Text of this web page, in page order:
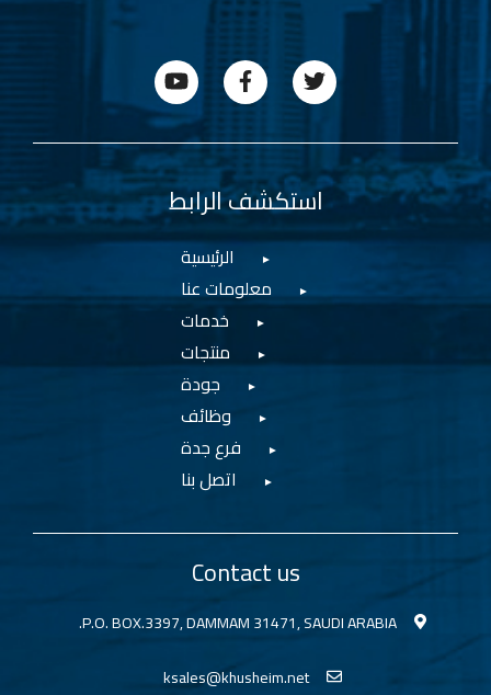
footer1
icon
menu استكشف الرابط
الرئيسية
معلومات عنا
خدمات
منتجات
جودة
وظائف
فرع جدة
اتصل بنا
Contact us
P.O. BOX.3397, DAMMAM 31471, SAUDI ARABIA.
ksales@khusheim.net